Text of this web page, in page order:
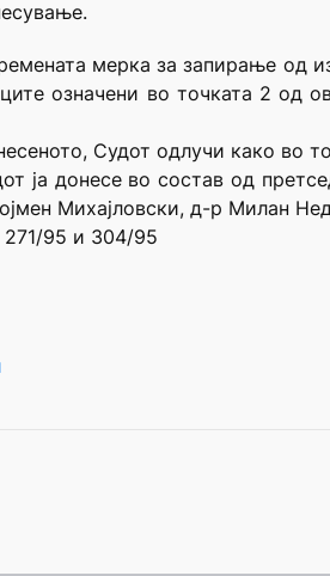
мерка за запирање од
означени во точката 2 од
Судот одлучи како во
ја донесе во состав од
Михајловски, д-р Милан
95 и 304/95